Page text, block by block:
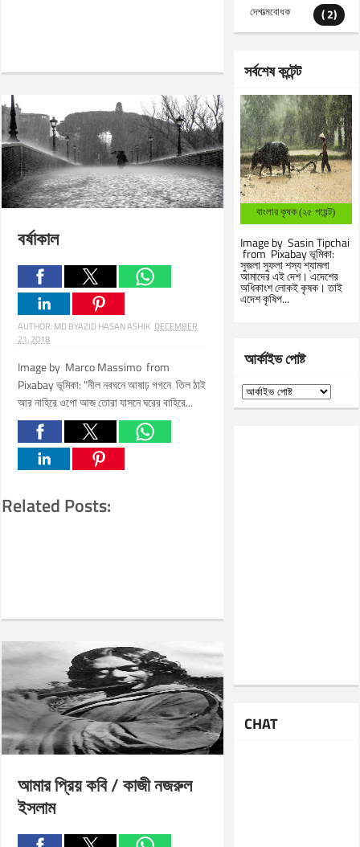
বর্ষাকাল
AUTHOR:MD BYAZID HASAN ASHIK DECEMBER
21, 2018
Image by Marco Massimo from
Pixabay ভূমিকা: "নীল নবঘনে আষাঢ় গগনে তিল ঠাই
আর নাহিরে ওগো আজ তোরা যাসনে ঘরের বাহিরে...
Related Posts:
আমার প্রিয় কবি / কাজী নজরুল
ইসলাম
দেশাত্মবোধক ( 2)
সর্বশেষ কন্টেন্ট
বাংলার কৃষক (২৫ পয়েন্ট)
Image by Sasin Tipchai
from Pixabay ভূমিকা:
সুজলা সুফলা শস্য শ্যামলা
আমাদের এই দেশ। এদেশের
অধিকাংশ লোকই কৃষক। তাই
এদেশ কৃষিপ...
আর্কাইভ পোষ্ট
CHAT